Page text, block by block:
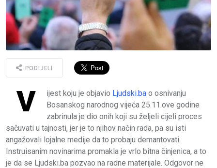
PODIJELI
V ijest koju je objavio Ljudski.ba o osnivanju
Bosanskog narodnog vijeća 25.11.ove godine
zabrinula je dio onih koji su željeli cijeli proces
sačuvati u tajnosti, jer je to njihov način rada, pa su isti
angažovali lojalne medije da to probaju demantovati.
Instruisanim novinarima promakla je vrlo bitna činjenica, a to
je da se Ljudski.ba pozvao na radne materijale. Odgovor ne